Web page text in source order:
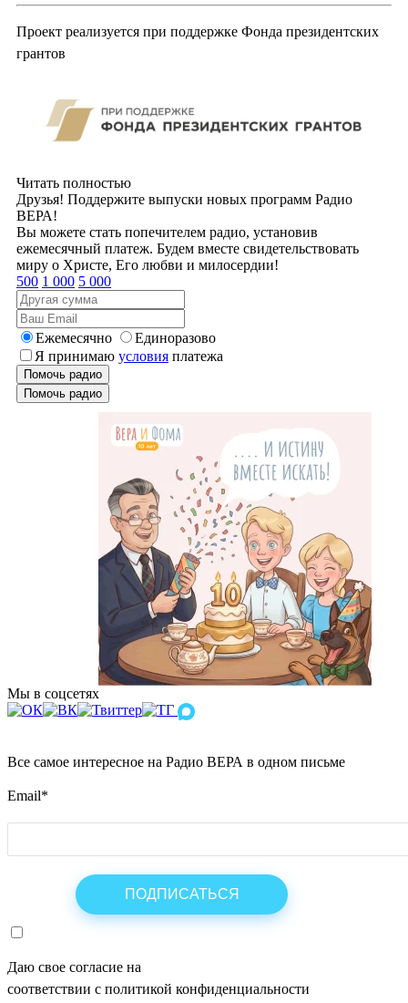
Проект реализуется при поддержке Фонда президентских
грантов
Читать полностью
Друзья! Поддержите выпуски новых программ Радио
ВЕРА!
Вы можете стать попечителем радио, установив
ежемесячный платеж. Будем вместе свидетельствовать
миру о Христе, Его любви и милосердии!
500 1 000 5 000
Ежемесячно
Единоразово
Я принимаю условия платежа
Помочь радио
Помочь радио
Мы в соцсетях
Все самое интересное на Радио ВЕРА в одном письме
Email*
Даю свое согласие на
соответствии с политикой конфиденциальности